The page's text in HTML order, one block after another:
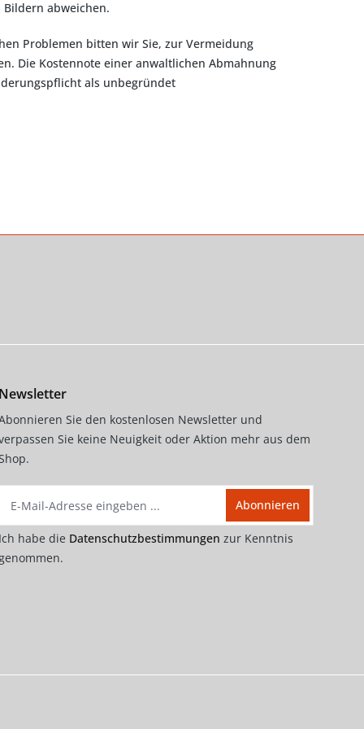
abweichen.
Problemen bitten wir Sie, zur Vermeidung
Die Kostennote einer anwaltlichen Abmahnung
als unbegründet
Newsletter
Sie den kostenlosen Newsletter und
Sie keine Neuigkeit oder Aktion mehr aus dem
Abonnieren
Ich habe die Datenschutzbestimmungen zur Kenntnis